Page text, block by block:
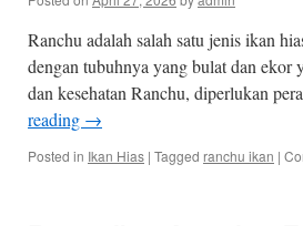
Ranchu adalah salah satu jenis ikan
dengan tubuhnya yang bulat dan ekor
dan kesehatan Ranchu, diperlukan
reading →
Posted in Ikan Hias | Tagged ranchu ikan |